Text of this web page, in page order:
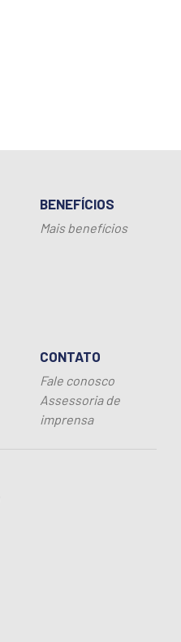
BENEFÍCIOS
Mais benefícios
CONTATO
Fale conosco
Assessoria de
imprensa